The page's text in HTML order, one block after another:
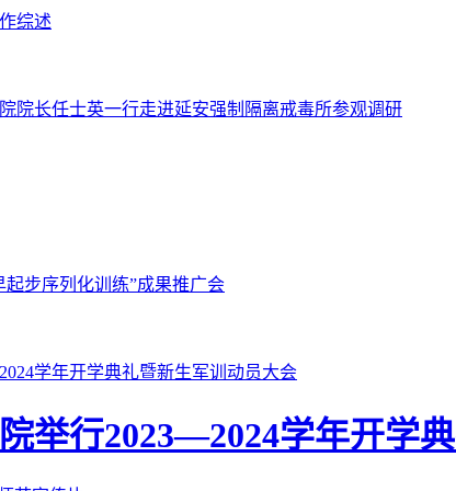
综述
院长任士英一行走进延安强制隔离戒毒所参观调研
步序列化训练”成果推广会
举行2023—2024学年开学